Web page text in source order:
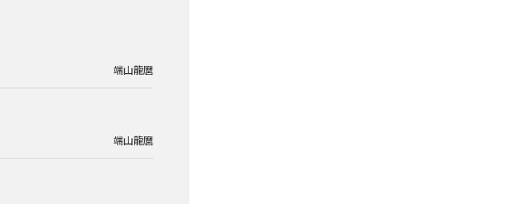
端山龍麿
端山龍麿